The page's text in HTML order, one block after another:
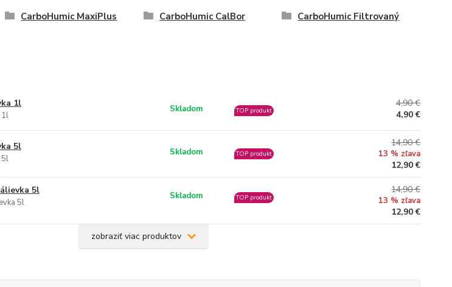
CarboHumic MaxiPlus CarboHumic CalBor
CarboHumic Filtrovaný
1l
1l
Skladom TOP produkt
4,90 €
4,90 €
5l
5l
Skladom TOP produkt
14,90 €
13 % zľava
12,90 €
5l
5l
Skladom TOP produkt
14,90 €
13 % zľava
12,90 €
zobraziť viac produktov